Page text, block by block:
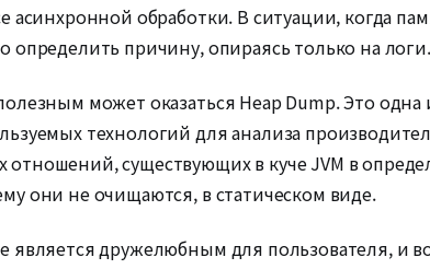
обработки. В ситуации, когда
причину, опираясь только на логи.
может оказаться Heap Dump. Это
технологий для анализа
отношений, существующих в куче JVM в
они не очищаются, в статическом виде.
является дружелюбным для пользователя, и